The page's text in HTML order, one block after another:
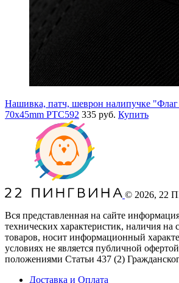
Нашивка, патч, шеврон налипучке
70x45mm PTC592 335 руб. Купить
© 2026, 22
Вся представленная на сайте
технических характеристик, наличия на
товаров, носит информационный
условиях не является публичной
положениями Статьи 437 (2)
Доставка и Оплата